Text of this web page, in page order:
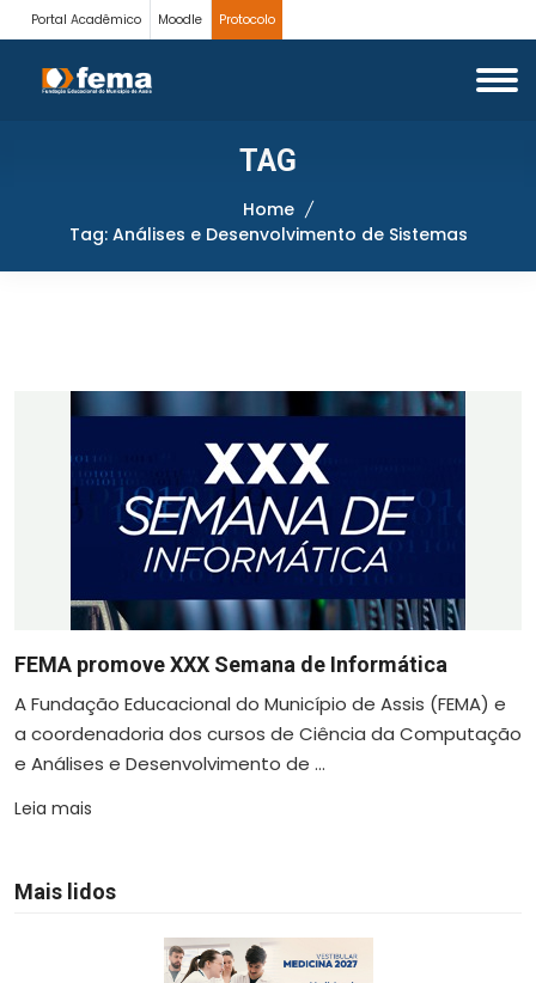
Portal Acadêmico Moodle Protocolo
TAG
Home
Tag: Análises e Desenvolvimento de Sistemas
FEMA promove XXX Semana de Informática
A Fundação Educacional do Município de Assis (FEMA) e
a coordenadoria dos cursos de Ciência da Computação
e Análises e Desenvolvimento de ...
Leia mais
Mais lidos